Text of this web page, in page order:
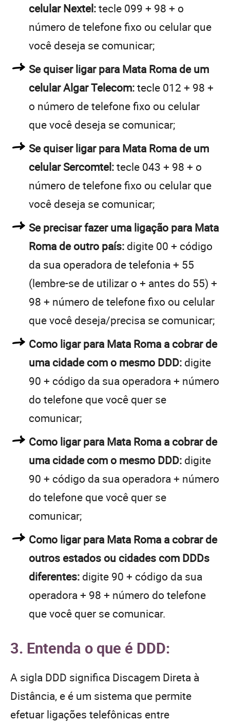
celular Nextel:tecle 099 + 98 + o
número de telefone fixo ou celular que
você deseja se comunicar;
Se quiser ligar para Mata Roma de um
celular Algar Telecom:tecle 012 + 98 +
o número de telefone fixo ou celular
que você deseja se comunicar;
Se quiser ligar para Mata Roma de um
celular Sercomtel:tecle 043 + 98 + o
número de telefone fixo ou celular que
você deseja se comunicar;
Se precisar fazer uma ligação para Mata
Roma de outro país: digite 00 + código
da sua operadora de telefonia + 55
(lembre-se de utilizar o + antes do 55) +
98 + número de telefone fixo ou celular
que você deseja/precisa se comunicar;
Como ligar para Mata Roma a cobrar de
uma cidade com o mesmo DDD: digite
90 + código da sua operadora + número
do telefone que você quer se
comunicar;
Como ligar para Mata Roma a cobrar de
uma cidade com o mesmo DDD: digite
90 + código da sua operadora + número
do telefone que você quer se
comunicar;
Como ligar para Mata Roma a cobrar de
outros estados ou cidades com DDDs
diferentes: digite 90 + código da sua
operadora + 98 + número do telefone
que você quer se comunicar.
3. Entenda o que é DDD:
A sigla DDD significa Discagem Direta à
Distância, e é um sistema que permite
efetuar ligações telefônicas entre